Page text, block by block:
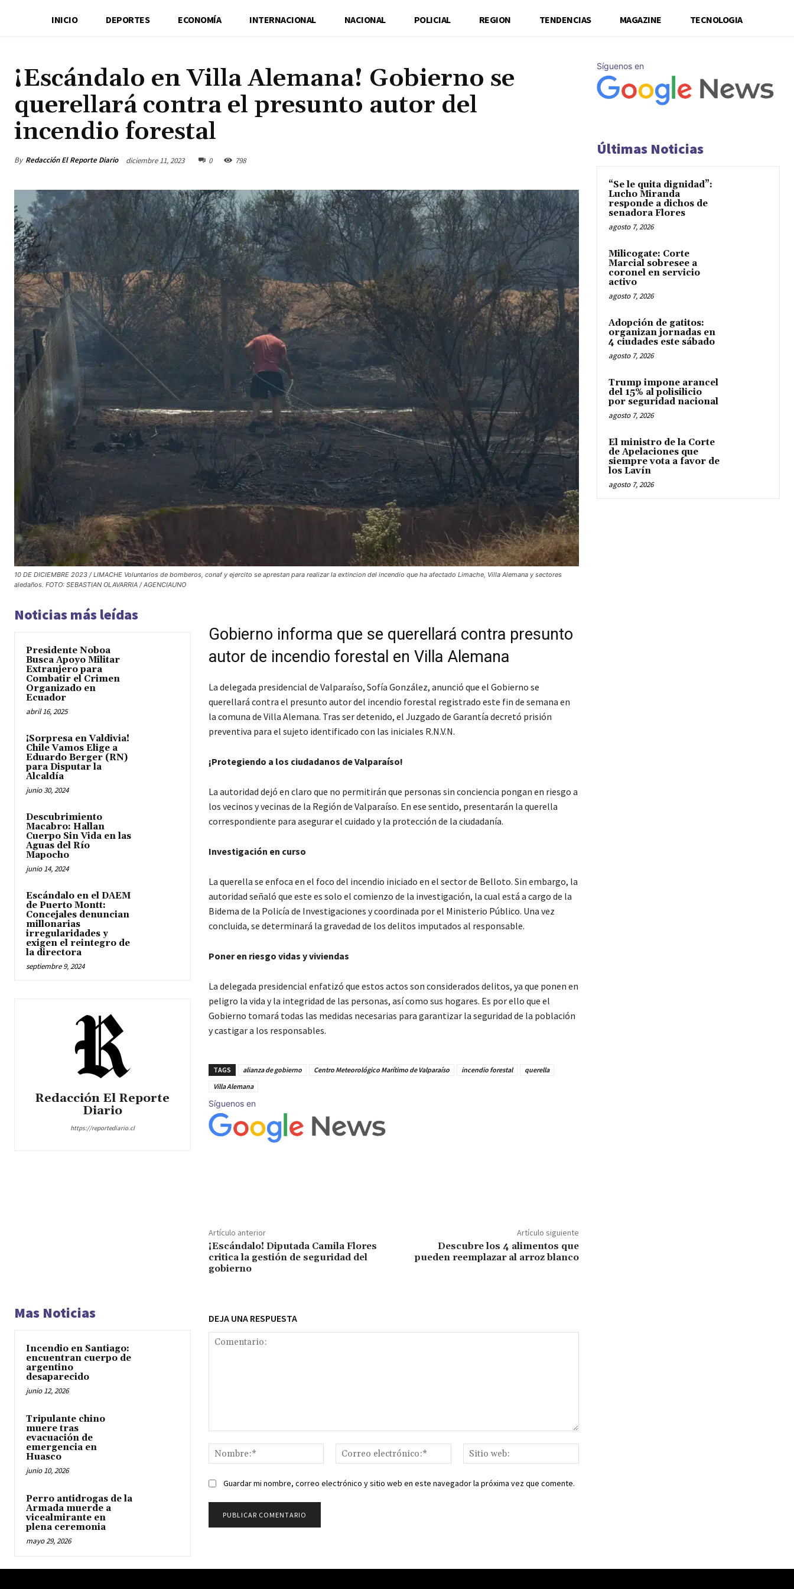
INICIO DEPORTES ECONOMÍA INTERNACIONAL NACIONAL POLICIAL REGION TENDENCIAS MAGAZINE TECNOLOGIA
¡Escándalo en Villa Alemana! Gobierno se
querellará contra el presunto autor del
incendio forestal
By Redacción El Reporte Diario diciembre 11, 2023 0 798
10 DE DICIEMBRE 2023 / LIMACHE Voluntarios de bomberos, conaf y ejercito se aprestan para realizar la extincion del incendio que ha afectado Limache, Villa Alemana y sectores
aledaños. FOTO: SEBASTIAN OLAVARRIA / AGENCIAUNO
Noticias más leídas
Presidente Noboa
Busca Apoyo Militar
Extranjero para
Combatir el Crimen
Organizado en
Ecuador
abril 16, 2025
¡Sorpresa en Valdivia!
Chile Vamos Elige a
Eduardo Berger (RN)
para Disputar la
Alcaldía
junio 30, 2024
Descubrimiento
Macabro: Hallan
Cuerpo Sin Vida en las
Aguas del Río
Mapocho
junio 14, 2024
Escándalo en el DAEM
de Puerto Montt:
Concejales denuncian
millonarias
irregularidades y
exigen el reintegro de
la directora
septiembre 9, 2024
Redacción El Reporte
Diario
https://reportediario.cl
Gobierno informa que se querellará contra presunto
autor de incendio forestal en Villa Alemana
La delegada presidencial de Valparaíso, Sofía González, anunció que el Gobierno se
querellará contra el presunto autor del incendio forestal registrado este fin de semana en
la comuna de Villa Alemana. Tras ser detenido, el Juzgado de Garantía decretó prisión
preventiva para el sujeto identificado con las iniciales R.N.V.N.
¡Protegiendo a los ciudadanos de Valparaíso!
La autoridad dejó en claro que no permitirán que personas sin conciencia pongan en riesgo a
los vecinos y vecinas de la Región de Valparaíso. En ese sentido, presentarán la querella
correspondiente para asegurar el cuidado y la protección de la ciudadanía.
Investigación en curso
La querella se enfoca en el foco del incendio iniciado en el sector de Belloto. Sin embargo, la
autoridad señaló que este es solo el comienzo de la investigación, la cual está a cargo de la
Bidema de la Policía de Investigaciones y coordinada por el Ministerio Público. Una vez
concluida, se determinará la gravedad de los delitos imputados al responsable.
Poner en riesgo vidas y viviendas
La delegada presidencial enfatizó que estos actos son considerados delitos, ya que ponen en
peligro la vida y la integridad de las personas, así como sus hogares. Es por ello que el
Gobierno tomará todas las medidas necesarias para garantizar la seguridad de la población
y castigar a los responsables.
TAGS alianza de gobierno Centro Meteorológico Marítimo de Valparaíso incendio forestal
querella
Villa Alemana
Síguenos en
Artículo anterior
¡Escándalo! Diputada Camila Flores
critica la gestión de seguridad del
gobierno
Artículo siguiente
Descubre los 4 alimentos que
pueden reemplazar al arroz blanco
Mas Noticias
Incendio en Santiago:
encuentran cuerpo de
argentino
desaparecido
junio 12, 2026
Tripulante chino
muere tras
evacuación de
emergencia en
Huasco
junio 10, 2026
Perro antidrogas de la
Armada muerde a
vicealmirante en
plena ceremonia
mayo 29, 2026
DEJA UNA RESPUESTA
Nombre:*
Correo
electrónico:*
web:
Guardar mi nombre, correo electrónico y sitio web en este navegador la próxima vez que comente.
Síguenos en
Últimas Noticias
“Se le quita dignidad”:
Lucho Miranda
responde a dichos de
senadora Flores
agosto 7, 2026
Milicogate: Corte
Marcial sobresee a
coronel en servicio
activo
agosto 7, 2026
Adopción de gatitos:
organizan jornadas en
4 ciudades este sábado
agosto 7, 2026
Trump impone arancel
del 15% al polisilicio
por seguridad nacional
agosto 7, 2026
El ministro de la Corte
de Apelaciones que
siempre vota a favor de
los Lavín
agosto 7, 2026